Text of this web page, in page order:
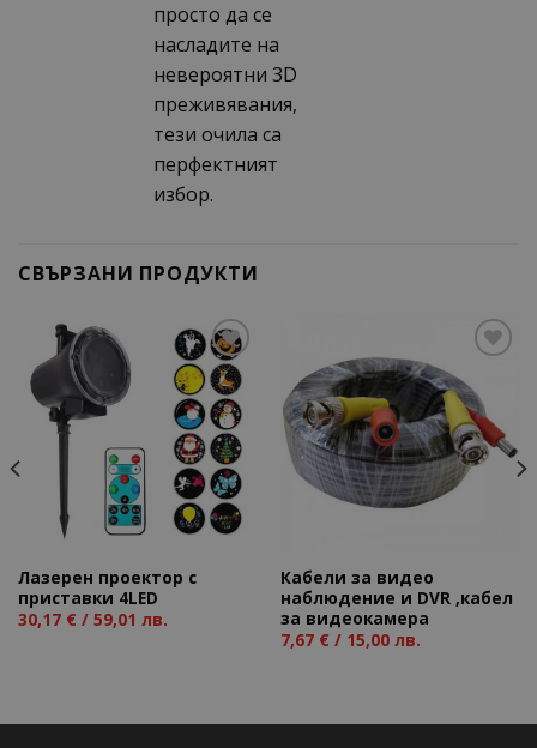
просто да се
насладите на
невероятни 3D
преживявания,
тези очила са
перфектният
избор.
СВЪРЗАНИ ПРОДУКТИ
Add to
wishlist
Лазерен проектор с
приставки 4LED
30,17 € / 59,01 лв.
Add to
wishlist
Кабели за видео
наблюдение и DVR ,кабел
за видеокамера
7,67 € / 15,00 лв.